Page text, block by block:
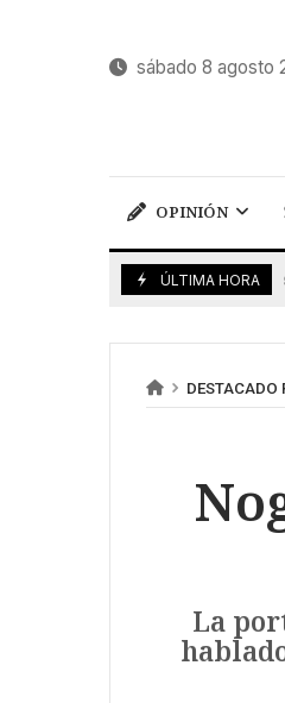
sábado 8 agosto
OPINIÓN
ÚLTIMA HORA
7 De Agosto
DESTACADO
La